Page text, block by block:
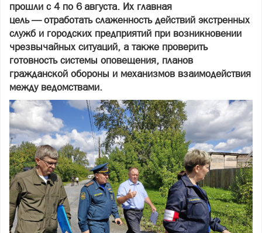
прошли с 4 по 6 августа. Их главная
цель — отработать слаженность действий экстренных
служб и городских предприятий при возникновении
чрезвычайных ситуаций, а также проверить
готовность системы оповещения, планов
гражданской обороны и механизмов взаимодействия
между ведомствами.